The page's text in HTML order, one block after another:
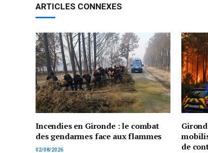
ARTICLES CONNEXES
Incendies en Gironde : le combat
des gendarmes face aux flammes
02/08/2026
de